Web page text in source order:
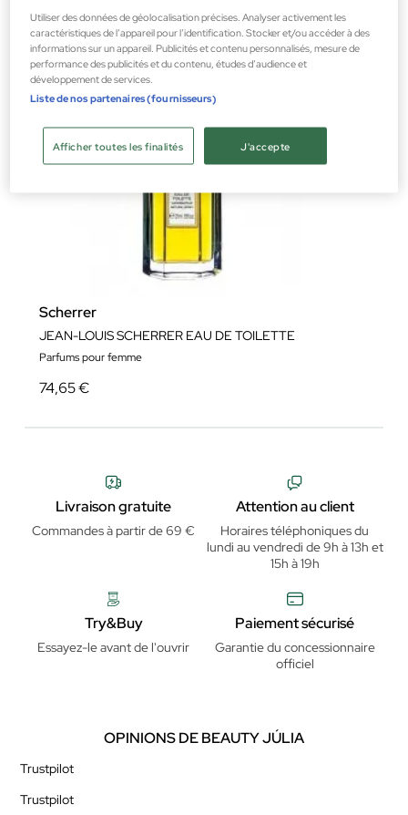
Scherrer
JEAN-LOUIS SCHERRER EAU DE TOILETTE
Parfums pour femme
74,65 €
Livraison gratuite
Commandes à partir de 69 €
Attention au client
Horaires téléphoniques du
lundi au vendredi de 9h à 13h et
15h à 19h
Try&Buy
Essayez-le avant de l'ouvrir
Paiement sécurisé
Garantie du concessionnaire
officiel
OPINIONS DE BEAUTY JÚLIA
Trustpilot
Trustpilot
Utiliser des données de géolocalisation précises. Analyser activement les
caractéristiques de l’appareil pour l’identification. Stocker et/ou accéder à des
informations sur un appareil. Publicités et contenu personnalisés, mesure de
performance des publicités et du contenu, études d’audience et
développement de services.
Liste de nos partenaires (fournisseurs)
J'accepte
Afficher toutes les finalités